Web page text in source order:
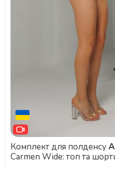
Комплект для полденсу
Carmen Wide: топ та